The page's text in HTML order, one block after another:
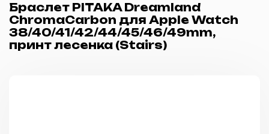
Браслет PITAKA Dreamland
ChromaCarbon для Apple Watch
38/40/41/42/44/45/46/49mm,
принт лесенка (Stairs)